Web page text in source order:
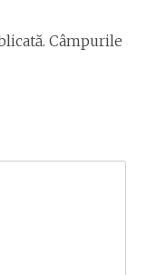
Câmpurile